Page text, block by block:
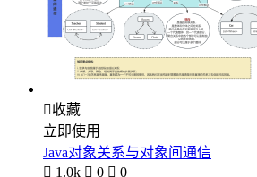
收藏
立即使用
Java对象关系与对象间通信
 1.0k  0  0